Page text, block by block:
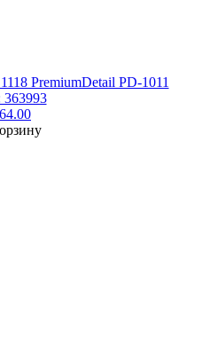
PremiumDetail PD-1011
363993